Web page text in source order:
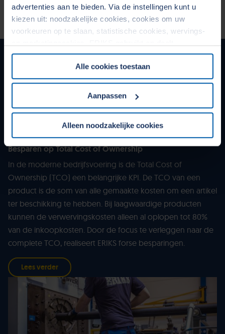
advertenties aan te bieden. Via de instellingen kunt u
kiezen uit: noodzakelijke cookies, cookies om uw
voorkeuren op te slaan, statistische cookies, wervings-
persoonsgegevens met Derden. Door op de OK-knop te
klikken, gaat u akkoord met het gebruik van alle cookies
en geeft u toestemming voor de bijbehorende verwerking
van uw persoonsgegevens. Zie voor meer informatie
allen tijde uw toestemming wijzigen of intrekken in het
Cookiebeleid op onze website.
Alle cookies toestaan
Aanpassen
Alleen noodzakelijke cookies
Onze services voor maatwerk
Besparen op Total Cost of Ownership
In de moderne bedrijfsvoering is de Total Cost of
Ownership (TCO) een belangrijke KPI. De TCO van een
product is de som van alle gemaakte kosten om een artikel
ter beschikking te hebben. Bij laagwaardige producten
kunnen de verwervingskosten alleen al oplopen tot 80%
van de inkoopkosten. Door de focus te verleggen naar de
complete TCO, realiseert ERIKS forse besparingen.
Lees verder